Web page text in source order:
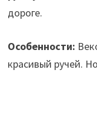
дороге.
Особенности:
красивый ручей.